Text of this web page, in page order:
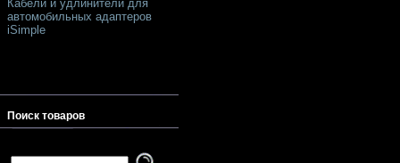
Кабели и удлинители для
автомобильных адаптеров
iSimple
Поиск товаров